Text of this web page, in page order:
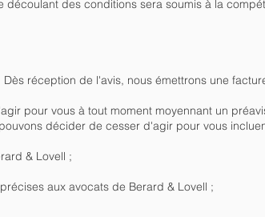
des conditions sera soumis à la
réception de l'avis, nous émettrons une
pour vous à tout moment moyennant un
décider de cesser d'agir pour vous
& Lovell ;
aux avocats de Berard & Lovell ;